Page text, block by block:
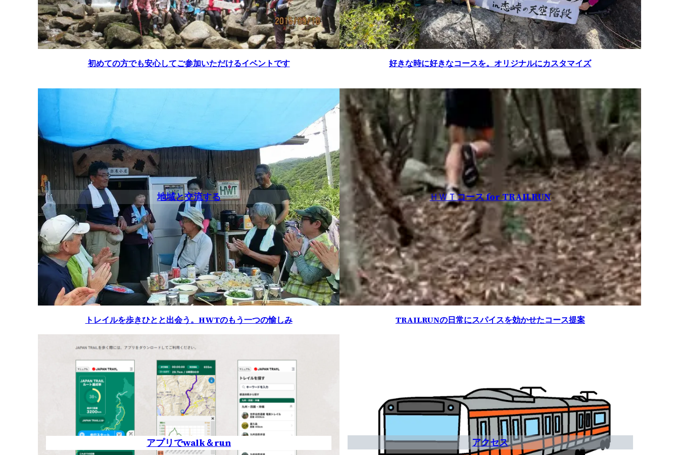
初めての方でも安心してご参加いただけるイベントです 好きな時に好きなコースを。オリジナルにカスタマイズ
地域と交流する
トレイルを歩きひとと出会う。HWTのもう一つの愉しみ
ＨＷＴコース for TRAILRUN
TRAILRUNの日常にスパイスを効かせたコース提案
アプリでwalk＆run アクセス